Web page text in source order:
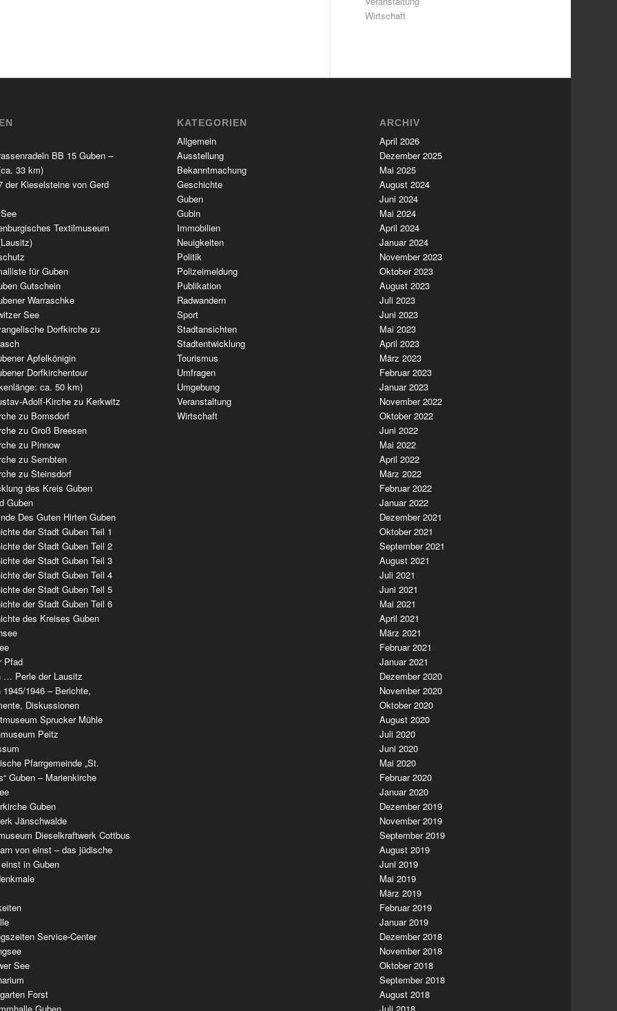
Wirtschaft
BB 15 Guben –
33 km)
der Kieselsteine von Gerd
Textilmuseum
für Guben
Gutschein
Warraschke
See
Dorfkirche zu
Apfelkönigin
Dorfkirchentour
ca. 50 km)
Adolf-Kirche zu Kerkwitz
zu Bomsdorf
zu Groß Breesen
zu Pinnow
zu Sembten
zu Steinsdorf
des Kreis Guben
Guben
Des Guten Hirten Guben
der Stadt Guben Teil 1
der Stadt Guben Teil 2
der Stadt Guben Teil 3
der Stadt Guben Teil 4
der Stadt Guben Teil 5
der Stadt Guben Teil 6
des Kreises Guben
Pfad
… Perle der Lausitz
1945/1946 – Berichte,
Diskussionen
Sprucker Mühle
Peitz
Pfarrgemeinde „St.
Guben – Marienkirche
Guben
Jänschwalde
Dieselkraftwerk Cottbus
von einst – das jüdische
in Guben
Service-Center
See
Forst
KATEGORIEN
Allgemein
Ausstellung
Bekanntmachung
Geschichte
Guben
Gubin
Immobilien
Neuigkeiten
Politik
Polizeimeldung
Publikation
Radwandern
Sport
Stadtansichten
Stadtentwicklung
Tourismus
Umfragen
Umgebung
Veranstaltung
Wirtschaft
ARCHIV
April 2026
Dezember 2025
Mai 2025
August 2024
Juni 2024
Mai 2024
April 2024
Januar 2024
November 2023
Oktober 2023
August 2023
Juli 2023
Juni 2023
Mai 2023
April 2023
März 2023
Februar 2023
Januar 2023
November 2022
Oktober 2022
Juni 2022
Mai 2022
April 2022
März 2022
Februar 2022
Januar 2022
Dezember 2021
Oktober 2021
September 2021
August 2021
Juli 2021
Juni 2021
Mai 2021
April 2021
März 2021
Februar 2021
Januar 2021
Dezember 2020
November 2020
Oktober 2020
August 2020
Juli 2020
Juni 2020
Mai 2020
Februar 2020
Januar 2020
Dezember 2019
November 2019
September 2019
August 2019
Juni 2019
Mai 2019
März 2019
Februar 2019
Januar 2019
Dezember 2018
November 2018
Oktober 2018
September 2018
August 2018